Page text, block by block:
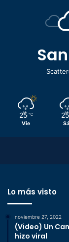
25 ℃
Vie
25
Lo más visto
noviembre 27, 2022
(Video) Un
hizo viral